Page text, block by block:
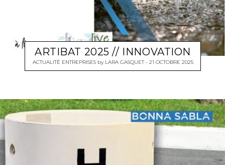
ARTIBAT 2025 // INNOVATION
ACTUALITÉ ENTREPRISESby LARA GASQUET 21 OCTOBRE 2025